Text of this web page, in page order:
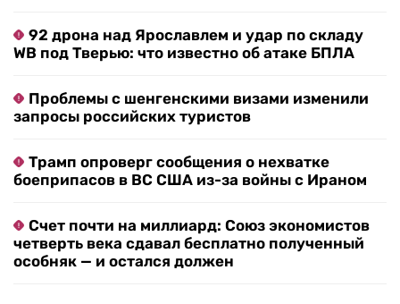
92 дрона над Ярославлем и удар по складу
WB под Тверью: что известно об атаке БПЛА
Проблемы с шенгенскими визами изменили
запросы российских туристов
Трамп опроверг сообщения о нехватке
боеприпасов в ВС США из-за войны с Ираном
Счет почти на миллиард: Союз экономистов
четверть века сдавал бесплатно полученный
особняк — и остался должен